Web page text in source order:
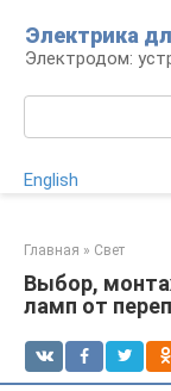
контенту
Электрика
Электродом:
English
Главная » Свет
Выбор,
ламп от